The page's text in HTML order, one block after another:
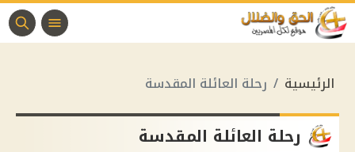
الرئيسية رحلة العائلة المقدسة
رحلة العائلة المقدسة